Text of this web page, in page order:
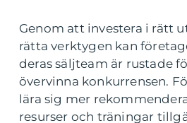
Genom att investera i rätt
rätta verktygen kan
deras säljteam är rustade
övervinna konkurrensen.
lära sig mer
resurser och träningar